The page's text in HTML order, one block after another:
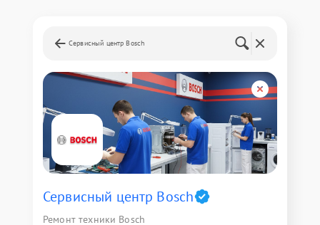
Сервисный центр Bosch
Сервисный центр Bosch
Ремонт техники Bosch